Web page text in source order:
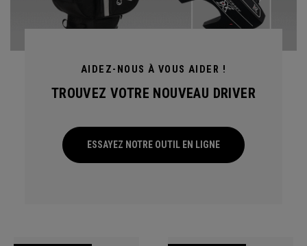
AIDEZ-NOUS À VOUS AIDER !
TROUVEZ VOTRE NOUVEAU DRIVER
ESSAYEZ NOTRE OUTIL EN LIGNE